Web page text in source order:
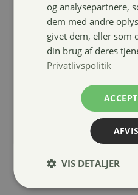
ELT Ella Kids
ridetights
og analysepartnere,
dem med andre
givet dem, eller som
din brug af deres
Privatlivspolitik
VIS DETALJER